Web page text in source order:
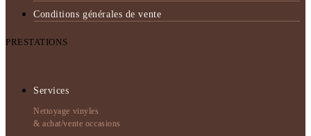
Conditions générales de vente
PRESTATIONS
Services
Nettoyage vinyles
& achat/vente occasions